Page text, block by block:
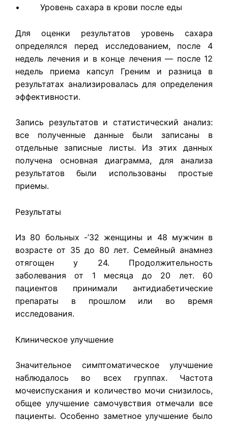
• Уровень сахара в крови после еды
Для оценки результатов уровень сахара
определялся перед исследо­ванием, после 4
недель лечения и в конце лечения — после 12
недель при­ема капсул Греним и разница в
результатах анализировалась для опреде­ления
эффективности.
Запись результатов и статистический анализ:
все полученные данные были записаны в
отдельные записные листы. Из этих данных
получена основная диаграмма, для анализа
результатов были использованы простые
приемы.
Результаты
Из 80 больных -’32 женщины и 48 мужчин в
возрасте от 35 до 80 лет. Семейный анамнез
отягощен у 24. Продолжительность
заболевания от 1 месяца до 20 лет. 60
пациентов принимали антидиабетические
препара­ты в прошлом или во время
исследования.
Клиническое улучшение
Значительное симптоматическое улучшение
наблюдалось во всех груп­пах. Частота
мочеиспускания и количество мочи снизилось,
общее улуч­шение самочувствия отмечали все
пациенты. Особенно заметное улуч­шение было